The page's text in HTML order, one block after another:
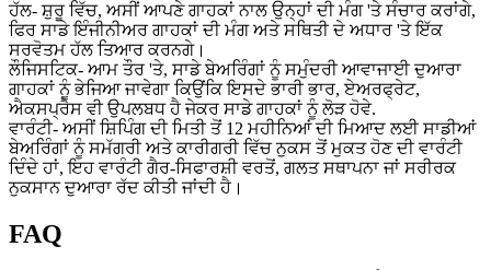
ਹੱਲ- ਸ਼ੁਰੂ ਵਿੱਚ, ਅਸੀਂ ਆਪਣੇ ਗਾਹਕਾਂ ਨਾਲ ਉਨ੍ਹਾਂ ਦੀ ਮੰਗ 'ਤੇ ਸੰਚਾਰ ਕਰਾਂਗੇ,
ਫਿਰ ਸਾਡੇ ਇੰਜੀਨੀਅਰ ਗਾਹਕਾਂ ਦੀ ਮੰਗ ਅਤੇ ਸਥਿਤੀ ਦੇ ਅਧਾਰ 'ਤੇ ਇੱਕ
ਸਰਵੋਤਮ ਹੱਲ ਤਿਆਰ ਕਰਨਗੇ।
ਲੌਜਿਸਟਿਕ- ਆਮ ਤੌਰ 'ਤੇ, ਸਾਡੇ ਬੇਅਰਿੰਗਾਂ ਨੂੰ ਸਮੁੰਦਰੀ ਆਵਾਜਾਈ ਦੁਆਰਾ
ਗਾਹਕਾਂ ਨੂੰ ਭੇਜਿਆ ਜਾਵੇਗਾ ਕਿਉਂਕਿ ਇਸਦੇ ਭਾਰੀ ਭਾਰ, ਏਅਰਫ੍ਰੇਟ,
ਐਕਸਪ੍ਰੈਸ ਵੀ ਉਪਲਬਧ ਹੈ ਜੇਕਰ ਸਾਡੇ ਗਾਹਕਾਂ ਨੂੰ ਲੋੜ ਹੋਵੇ.
ਵਾਰੰਟੀ- ਅਸੀਂ ਸ਼ਿਪਿੰਗ ਦੀ ਮਿਤੀ ਤੋਂ 12 ਮਹੀਨਿਆਂ ਦੀ ਮਿਆਦ ਲਈ ਸਾਡੀਆਂ
ਬੇਅਰਿੰਗਾਂ ਨੂੰ ਸਮੱਗਰੀ ਅਤੇ ਕਾਰੀਗਰੀ ਵਿੱਚ ਨੁਕਸ ਤੋਂ ਮੁਕਤ ਹੋਣ ਦੀ ਵਾਰੰਟੀ
ਦਿੰਦੇ ਹਾਂ, ਇਹ ਵਾਰੰਟੀ ਗੈਰ-ਸਿਫਾਰਸ਼ੀ ਵਰਤੋਂ, ਗਲਤ ਸਥਾਪਨਾ ਜਾਂ ਸਰੀਰਕ
ਨੁਕਸਾਨ ਦੁਆਰਾ ਰੱਦ ਕੀਤੀ ਜਾਂਦੀ ਹੈ।
FAQ